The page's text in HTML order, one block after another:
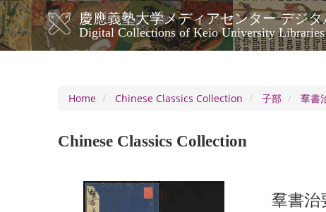
Skip
to
main
content
慶應義塾大学メディアセンター デジ
Digital Collections of Keio University Libraries
メ
イ
ビ
シ
Home
Chinese Classics Collection 子部 羣書
Chinese Classics Collection
羣書治